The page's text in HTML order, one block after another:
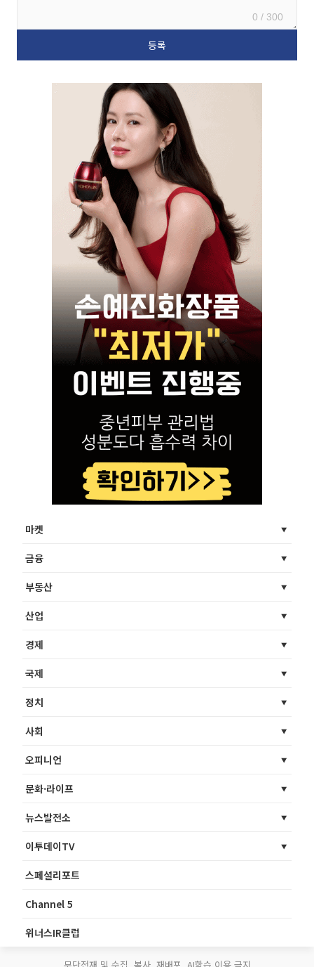
0 / 300
마켓
금융
부동산
산업
경제
국제
정치
사회
오피니언
문화·라이프
뉴스발전소
이투데이TV
스페셜리포트
Channel 5
위너스IR클럽